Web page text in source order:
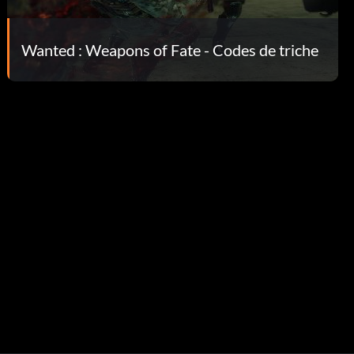
Wanted : Weapons of Fate - Codes de triche